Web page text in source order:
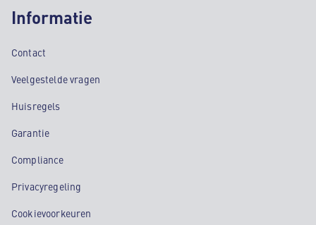
Informatie
Contact
Veelgestelde vragen
Huisregels
Garantie
Compliance
Privacyregeling
Cookievoorkeuren